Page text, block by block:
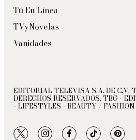
Tú En Línea
TVyNovelas
Vanidades
EDITORIAL TELEVISA S.A. DE C.V.
DERECHOS RESERVADOS. TBG -
- LIFESTYLES - BEAUTY / FASHION